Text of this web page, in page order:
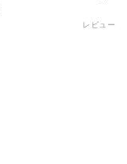
レビュー